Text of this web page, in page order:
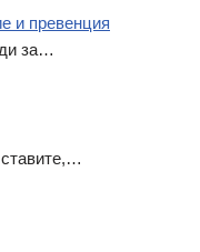
и превенция
за…